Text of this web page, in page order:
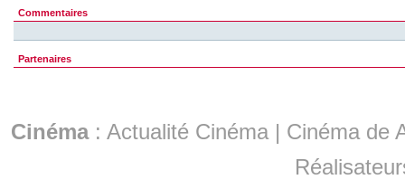
Commentaires
Partenaires
Cinéma: Actualité Cinéma | Cinéma de